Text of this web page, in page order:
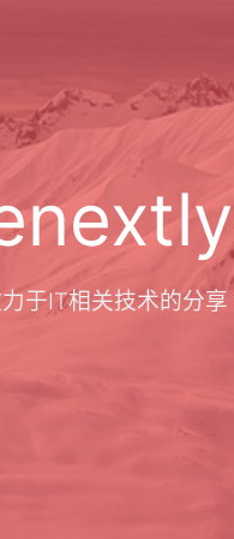
于IT相关技术的分享